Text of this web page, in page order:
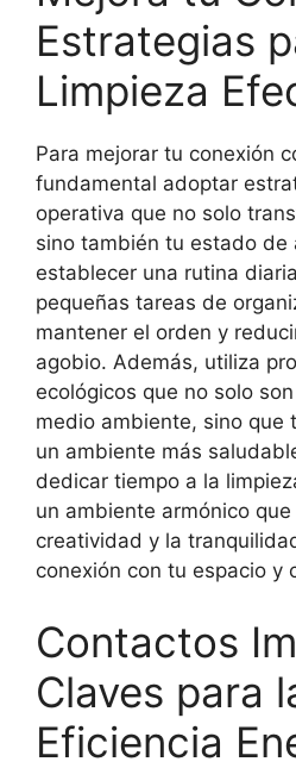
Estrategias
Limpieza
Para mejorar tu conexión
fundamental adoptar
operativa que no solo
sino también tu estado de
establecer una rutina
pequeñas tareas de
mantener el orden y
agobio. Además, utiliza
ecológicos que no solo
medio ambiente, sino que
un ambiente más
dedicar tiempo a la
un ambiente armónico
creatividad y la
conexión con tu espacio y
Contactos
Claves para
Eficiencia